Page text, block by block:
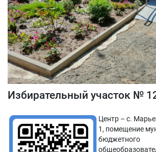
Избирательный участок №
Центр – с.
1, помещение
бюджетного